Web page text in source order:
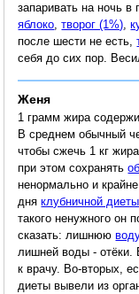
запаривать на ночь
яблоко,творог (1%),
после шести не есть,
себя до сих пор.
Женя
1 грамм жира
В среднем обычный
чтобы сжечь 1 кг
при этом сохранять
ненормально и
дняклубничной диеты
такого ненужного он
сказать: лишнюю
лишней воды - отёки.
к врачу. Во-вторых,
диеты вывели из